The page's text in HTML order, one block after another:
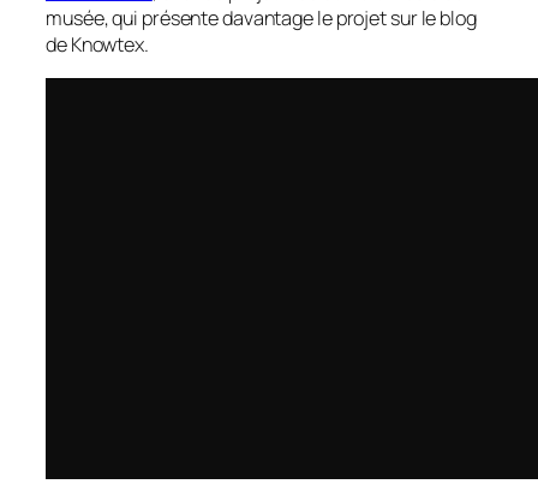
musée, qui présente davantage le projet sur le blog
de Knowtex.